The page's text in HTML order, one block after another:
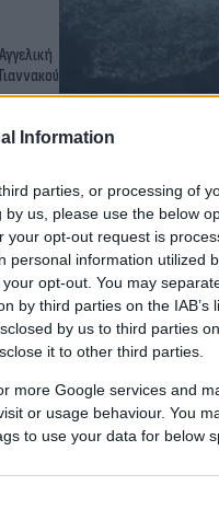
Information
parties, or processing of
us, please use the below
opt-out request is
personal information utilized
opt-out. You may
by third parties on the IAB’s
by us to third parties
it to other third parties.
more Google services and
or usage behaviour. You
to use your data for below
Αγγελική
Γιαννακού
Εύη
Κούρτη